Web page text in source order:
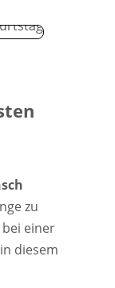
zu
einer
diesem